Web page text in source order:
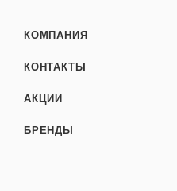
КОМПАНИЯ
КОНТАКТЫ
АКЦИИ
БРЕНДЫ